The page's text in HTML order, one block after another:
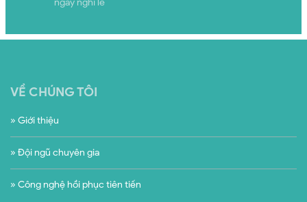
VỀ CHÚNG TÔI
» Giới thiệu
» Đội ngũ chuyên gia
» Công nghệ hồi phục tiên tiến